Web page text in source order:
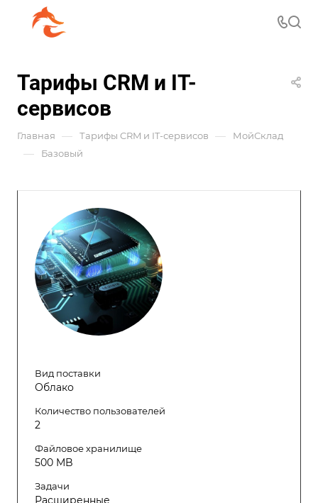
Тарифы CRM и IT-
сервисов
Главная — Тарифы CRM и IT-сервисов — МойСклад
— Базовый
Вид поставки
Облако
Количество пользователей
2
Файловое хранилище
500 MB
Задачи
Расширенные